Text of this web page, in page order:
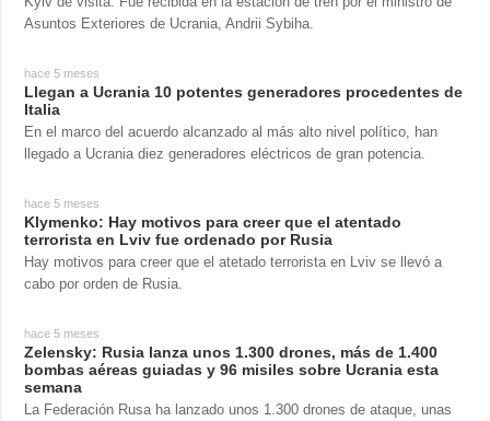
Asuntos Exteriores de Ucrania, Andrii Sybiha.
hace 5 meses
Llegan a Ucrania 10 potentes generadores procedentes de
Italia
En el marco del acuerdo alcanzado al más alto nivel político, han
llegado a Ucrania diez generadores eléctricos de gran potencia.
hace 5 meses
Klymenko: Hay motivos para creer que el atentado
terrorista en Lviv fue ordenado por Rusia
Hay motivos para creer que el atetado terrorista en Lviv se llevó a
cabo por orden de Rusia.
hace 5 meses
Zelensky: Rusia lanza unos 1.300 drones, más de 1.400
bombas aéreas guiadas y 96 misiles sobre Ucrania esta
semana
La Federación Rusa ha lanzado unos 1.300 drones de ataque, unas